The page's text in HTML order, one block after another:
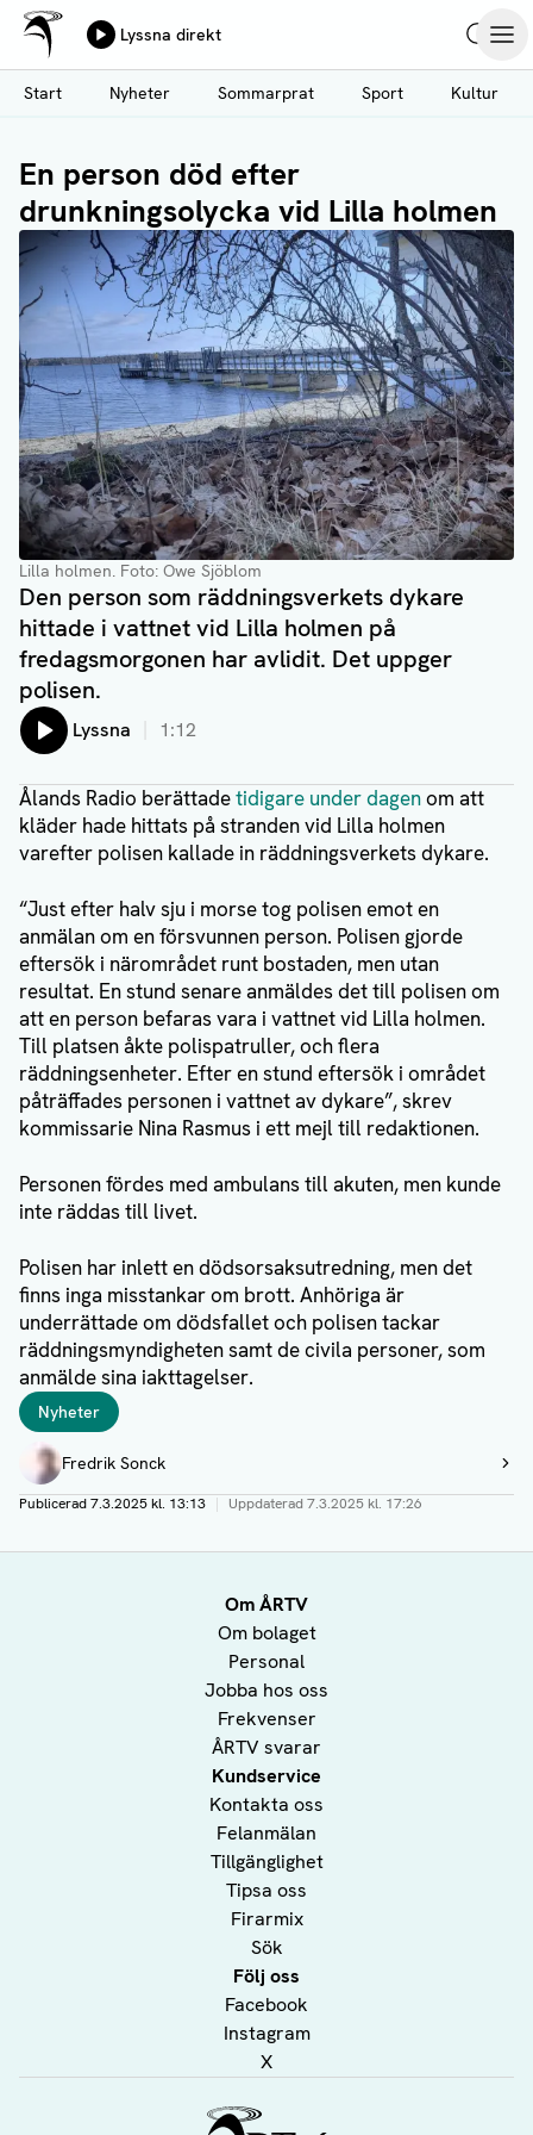
Hoppa
till
huvudinnehåll
Ålands Radio & TV
Lyssna direkt
Start
Nyheter Sommarprat Sport Kultur
En person död efter
drunkningsolycka vid Lilla holmen
Lilla holmen. Foto: Owe Sjöblom
Den person som räddningsverkets dykare
hittade i vattnet vid Lilla holmen på
fredagsmorgonen har avlidit. Det uppger
polisen.
Lyssna 1:12
Ålands Radio berättadetidigare under dagenom att
kläder hade hittats på stranden vid Lilla holmen
varefter polisen kallade in räddningsverkets dykare.
“Just efter halv sju i morse tog polisen emot en
anmälan om en försvunnen person. Polisen gjorde
eftersök i närområdet runt bostaden, men utan
resultat. En stund senare anmäldes det till polisen om
att en person befaras vara i vattnet vid Lilla holmen.
Till platsen åkte polispatruller, och flera
räddningsenheter. Efter en stund eftersök i området
påträffades personen i vattnet av dykare”, skrev
kommissarie Nina Rasmus i ett mejl till redaktionen.
Personen fördes med ambulans till akuten, men kunde
inte räddas till livet.
Polisen har inlett en dödsorsaksutredning, men det
finns inga misstankar om brott. Anhöriga är
underrättade om dödsfallet och polisen tackar
räddningsmyndigheten samt de civila personer, som
anmälde sina iakttagelser.
Taggar
Nyheter
Författare
Fredrik Sonck
Visa profil
Publicerad7.3.2025 kl. 13:13 | Uppdaterad7.3.2025 kl. 17:26
Om ÅRTV
Om bolaget
Personal
Jobba hos oss
Frekvenser
ÅRTV svarar
Kundservice
Kontakta oss
Felanmälan
Tillgänglighet
Tipsa oss
Firarmix
Sök
Följ oss
Facebook
Instagram
X